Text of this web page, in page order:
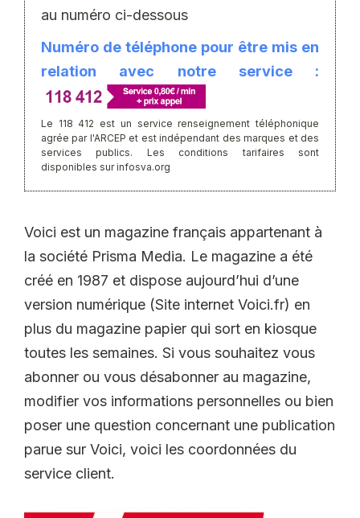
au numéro ci-dessous
Numéro de téléphone pour être mis en
relation avec notre service :
Le 118 412 est un service renseignement téléphonique
agrée par l'ARCEP et est indépendant des marques et des
services publics. Les conditions tarifaires sont
disponibles sur infosva.org
Voici est un magazine français appartenant à
la société Prisma Media. Le magazine a été
créé en 1987 et dispose aujourd’hui d’une
version numérique (Site internet Voici.fr) en
plus du magazine papier qui sort en kiosque
toutes les semaines. Si vous souhaitez vous
abonner ou vous désabonner au magazine,
modifier vos informations personnelles ou bien
poser une question concernant une publication
parue sur Voici, voici les coordonnées du
service client.